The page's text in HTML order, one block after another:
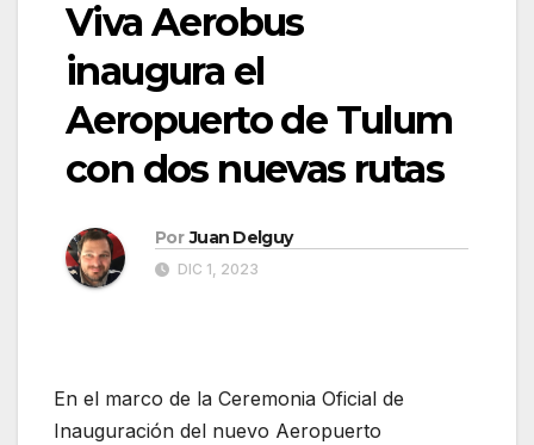
Viva Aerobus
inaugura el
Aeropuerto de Tulum
con dos nuevas rutas
Por Juan Delguy
DIC 1, 2023
En el marco de la Ceremonia Oficial de
Inauguración del nuevo Aeropuerto